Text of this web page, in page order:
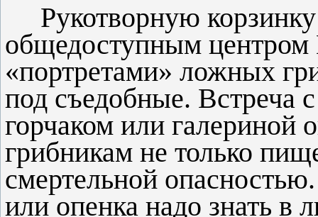
Рукотворную
общедоступным центром
«портретами» ложных
под съедобные. Встреча
горчаком или галериной
грибникам не только
смертельной
или опенка надо знать в